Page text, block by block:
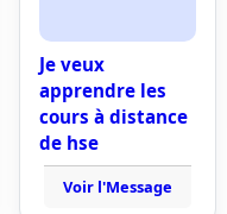
Je veux
apprendre les
cours à distance
de hse
Voir l'Message